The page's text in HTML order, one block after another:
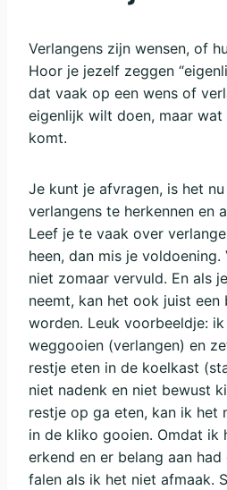
Verlangens zijn wensen, of
Hoor je jezelf zeggen
dat vaak op een wens of
eigenlijk wilt doen, maar
komt.
Je kunt je afvragen, is het
verlangens te herkennen en
Leef je te vaak over
heen, dan mis je
niet zomaar vervuld. En als
neemt, kan het ook juist
worden. Leuk voorbeeldje:
weggooien (verlangen) en
restje eten in de koelkast
niet nadenk en niet bewust
restje op ga eten, kan ik het
in de kliko gooien. Omdat ik
erkend en er belang aan
falen als ik het niet afmaak.